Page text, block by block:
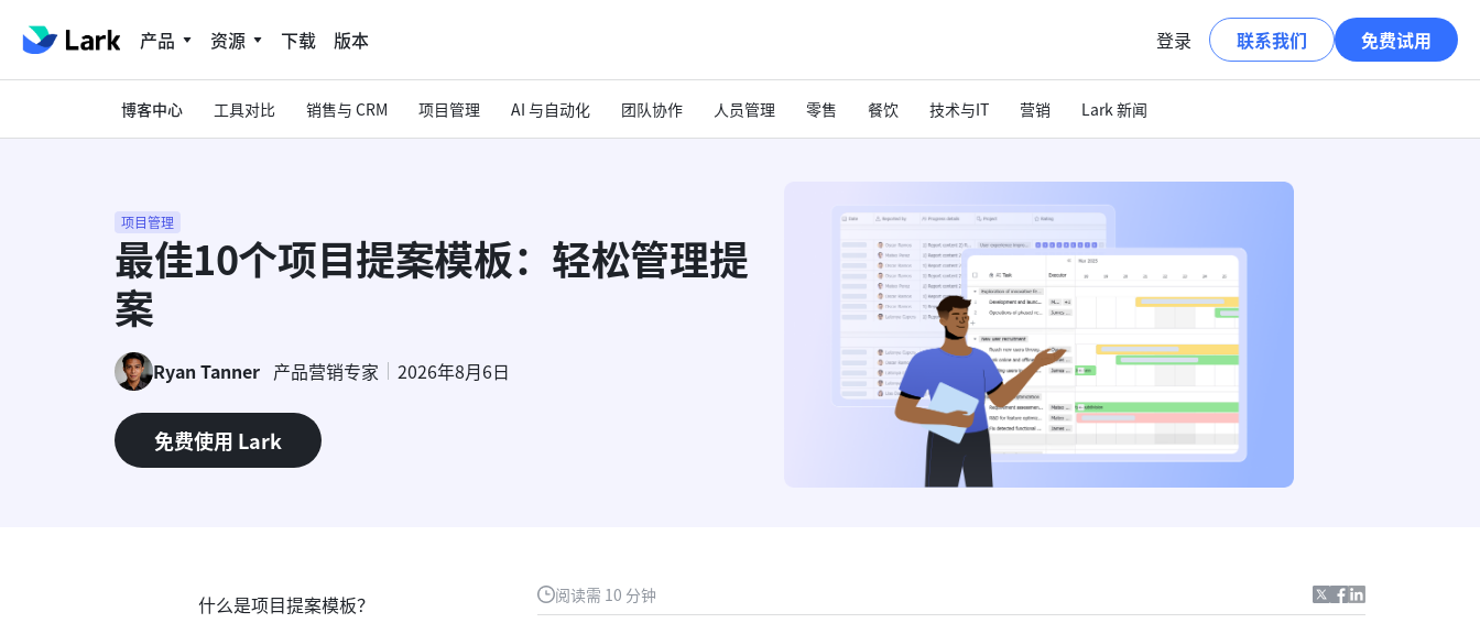
产品 资源 下载 版本 登录 联系我们 免费试用
博客中心 工具对比 销售与 CRM 项目管理 AI 与自动化 团队协作 人员管理 零售 餐饮 技术与IT 营销 Lark 新闻
项目管理
最佳10个项目提案模板：轻松管理提
案
Ryan Tanner 产品营销专家 2026年8月6日
免费使用 Lark
阅读需 10 分钟
什么是项目提案模板？